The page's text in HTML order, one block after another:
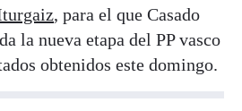
, para el que Casado
la nueva etapa del PP vasco
obtenidos este domingo.